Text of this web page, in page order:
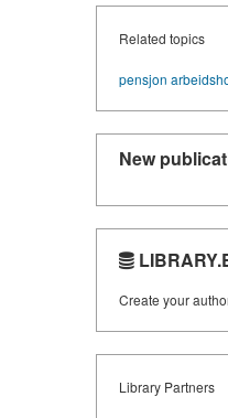
Related topics
pensjon
New
Create your
Library Partners